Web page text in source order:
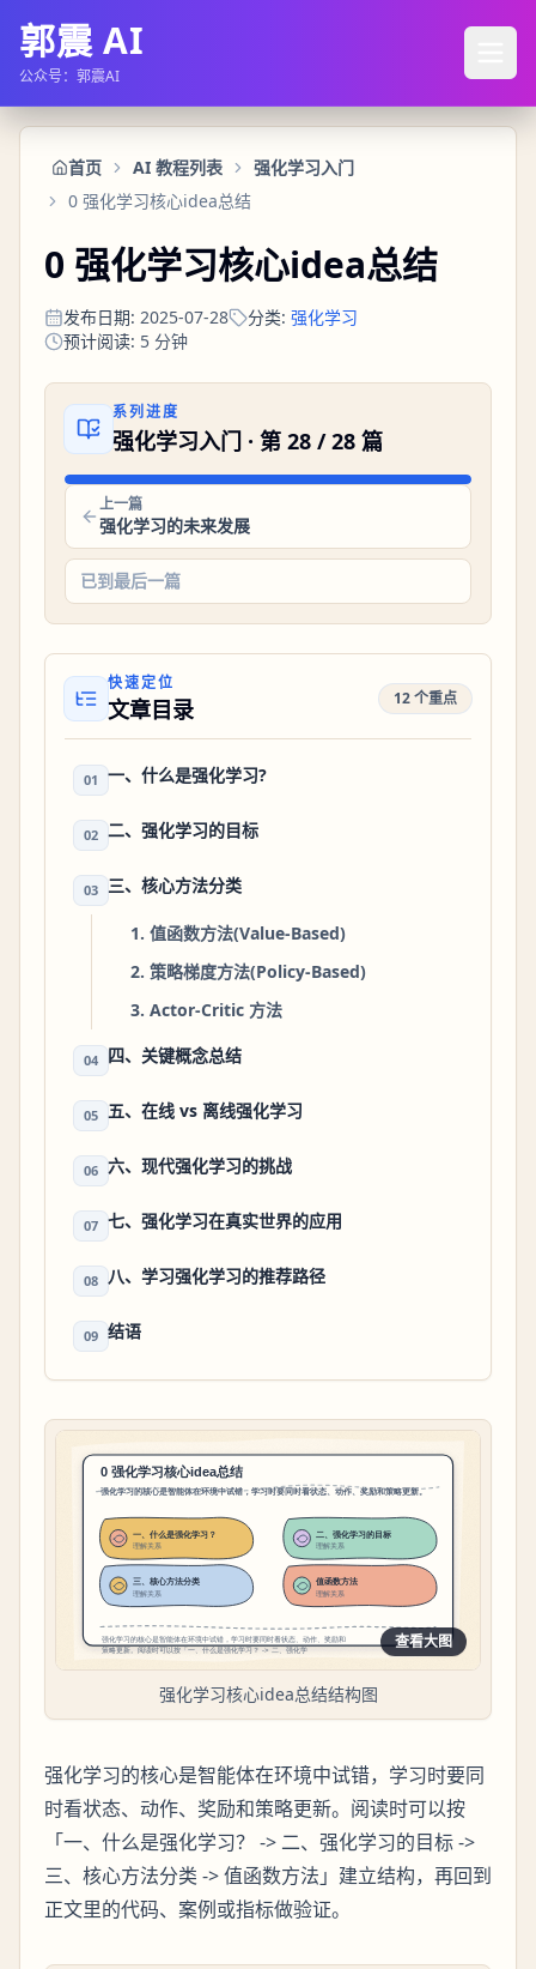
郭震 AI
公众号：郭震AI
首页 AI 教程列表
强化学习入门
0 强化学习核心idea总结
0 强化学习核心idea总结
发布日期: 2025-07-28 分类: 强化学习
预计阅读: 5 分钟
系列进度
强化学习入门 · 第 28 /28 篇
上一篇
强化学习的未来发展
已到最后一篇
快速定位
文章目录 12 个重点
01 一、什么是强化学习?
02 二、强化学习的目标
03 三、核心方法分类
1. 值函数方法(Value-Based)
2. 策略梯度方法(Policy-Based)
3. Actor-Critic 方法
04 四、关键概念总结
05 五、在线 vs 离线强化学习
06 六、现代强化学习的挑战
07 七、强化学习在真实世界的应用
08 八、学习强化学习的推荐路径
09 结语
查看大图
强化学习核心idea总结结构图
强化学习的核心是智能体在环境中试错，学习时要同
时看状态、动作、奖励和策略更新。阅读时可以按
「一、什么是强化学习？ -> 二、强化学习的目标 ->
三、核心方法分类 -> 值函数方法」建立结构，再回到
正文里的代码、案例或指标做验证。